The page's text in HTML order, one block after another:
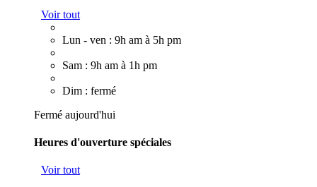
Voir tout
Lun - ven : 9h am à 5h pm
Sam : 9h am à 1h pm
Dim : fermé
Fermé aujourd'hui
Heures d'ouverture spéciales
Voir tout